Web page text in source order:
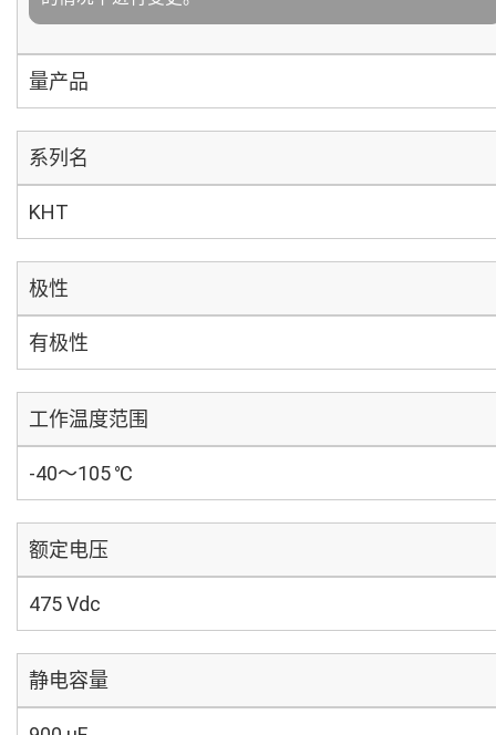
量产品
系列名
KHT
极性
有极性
工作温度范围
-40～105 ℃
额定电压
475 Vdc
静电容量